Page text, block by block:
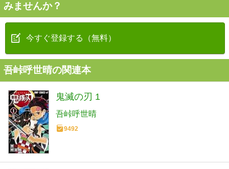
みませんか？
今すぐ登録する（無料）
吾峠呼世晴の関連本
鬼滅の刃 1
吾峠呼世晴
9492